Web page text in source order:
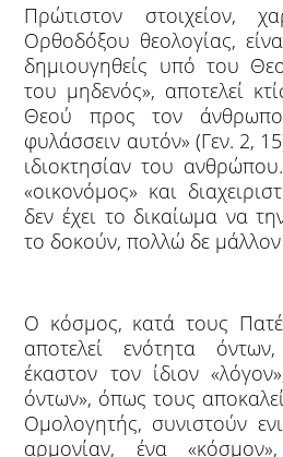
Πρώτιστον στοιχείον,
Ορθοδόξου θεολογίας,
δημιουγηθείς υπό του
του μηδενός», αποτελεί
Θεού προς τον
φυλάσσειν αυτόν» (Γεν. 2,
ιδιοκτησίαν του
«οικονόμος» και
δεν έχει το δικαίωμα να
το δοκούν, πολλώ δε
Ο κόσμος, κατά τους
αποτελεί ενότητα
έκαστον τον ίδιον
όντων», όπως τους
Ομολογητής, συνιστούν
αρμονίαν, ένα